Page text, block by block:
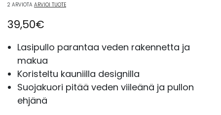
Arvio4.50
perustuen
2
asiakkaan
2 ARVIOTA ARVIOI TUOTE
39,50€
Lasipullo parantaa veden rakennetta ja
makua
Koristeltu kauniilla designilla
Suojakuori pitää veden viileänä ja pullon
ehjänä